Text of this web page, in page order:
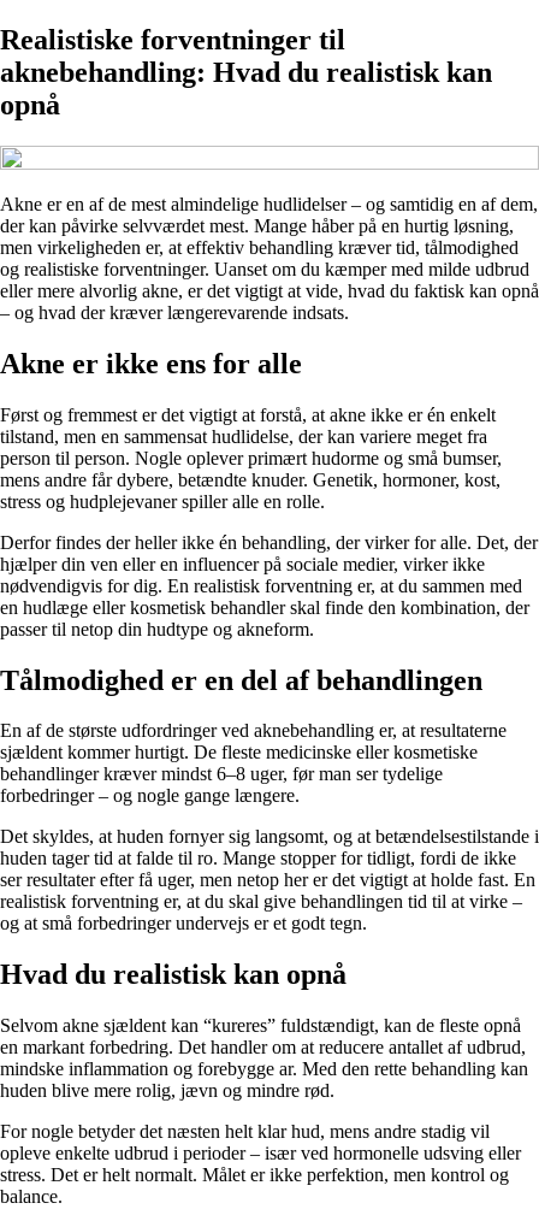
Realistiske forventninger til
aknebehandling: Hvad du realistisk kan
opnå
Akne er en af de mest almindelige hudlidelser – og samtidig en af dem,
der kan påvirke selvværdet mest. Mange håber på en hurtig løsning,
men virkeligheden er, at effektiv behandling kræver tid, tålmodighed
og realistiske forventninger. Uanset om du kæmper med milde udbrud
eller mere alvorlig akne, er det vigtigt at vide, hvad du faktisk kan opnå
– og hvad der kræver længerevarende indsats.
Akne er ikke ens for alle
Først og fremmest er det vigtigt at forstå, at akne ikke er én enkelt
tilstand, men en sammensat hudlidelse, der kan variere meget fra
person til person. Nogle oplever primært hudorme og små bumser,
mens andre får dybere, betændte knuder. Genetik, hormoner, kost,
stress og hudplejevaner spiller alle en rolle.
Derfor findes der heller ikke én behandling, der virker for alle. Det, der
hjælper din ven eller en influencer på sociale medier, virker ikke
nødvendigvis for dig. En realistisk forventning er, at du sammen med
en hudlæge eller kosmetisk behandler skal finde den kombination, der
passer til netop din hudtype og akneform.
Tålmodighed er en del af behandlingen
En af de største udfordringer ved aknebehandling er, at resultaterne
sjældent kommer hurtigt. De fleste medicinske eller kosmetiske
behandlinger kræver mindst 6–8 uger, før man ser tydelige
forbedringer – og nogle gange længere.
Det skyldes, at huden fornyer sig langsomt, og at betændelsestilstande i
huden tager tid at falde til ro. Mange stopper for tidligt, fordi de ikke
ser resultater efter få uger, men netop her er det vigtigt at holde fast. En
realistisk forventning er, at du skal give behandlingen tid til at virke –
og at små forbedringer undervejs er et godt tegn.
Hvad du realistisk kan opnå
Selvom akne sjældent kan “kureres” fuldstændigt, kan de fleste opnå
en markant forbedring. Det handler om at reducere antallet af udbrud,
mindske inflammation og forebygge ar. Med den rette behandling kan
huden blive mere rolig, jævn og mindre rød.
For nogle betyder det næsten helt klar hud, mens andre stadig vil
opleve enkelte udbrud i perioder – især ved hormonelle udsving eller
stress. Det er helt normalt. Målet er ikke perfektion, men kontrol og
balance.